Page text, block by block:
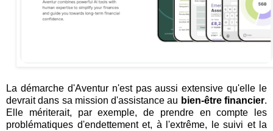
La démarche d'Aventur n'est pas aussi extensive qu'elle le
devrait dans sa mission d'assistance au bien-être financier.
Elle mériterait, par exemple, de prendre en compte les
problématiques d'endettement et, à l'extrême, le suivi et la